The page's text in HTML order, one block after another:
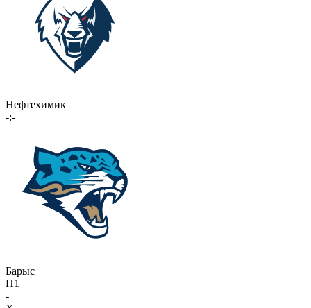
Нефтехимик
-:-
Барыс
П1
-